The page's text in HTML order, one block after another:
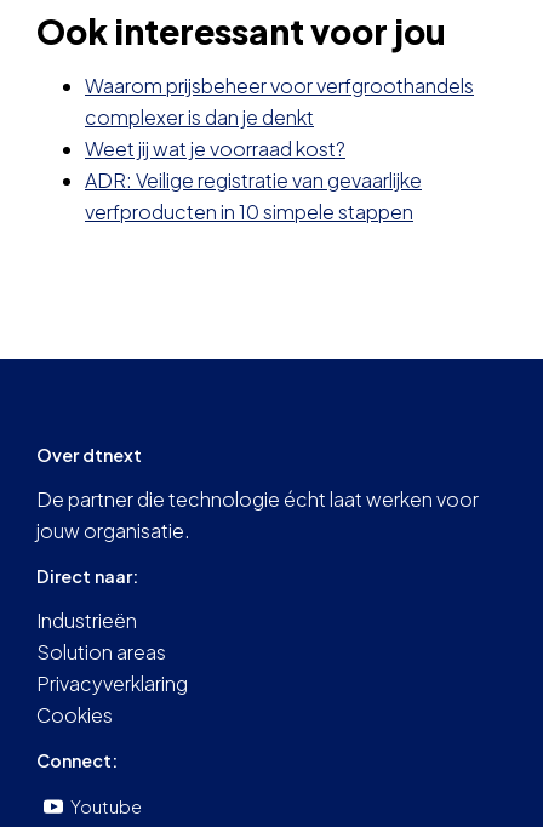
Ook interessant voor jou
Waarom prijsbeheer voor verfgroothandels
complexer is dan je denkt
Weet jij wat je voorraad kost?
ADR: Veilige registratie van gevaarlijke
verfproducten in 10 simpele stappen
Over dtnext
De partner die technologie écht laat werken voor
jouw organisatie.
Direct naar:
Industrieën
Solution areas
Privacyverklaring
Cookies
Connect:
Youtube